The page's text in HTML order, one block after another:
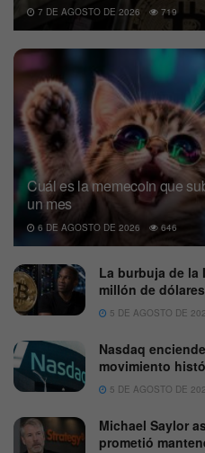
7 DE AGOSTO DE 2026 719
Cuál es la memecoin que
un mes
6 DE AGOSTO DE 2026 646
La burbuja de la
millón de
5 DE AGOSTO DE
Nasdaq
movimiento
5 DE AGOSTO DE
Michael Saylor
prometió